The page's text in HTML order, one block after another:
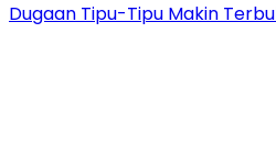
Dugaan Tipu-Tipu Makin